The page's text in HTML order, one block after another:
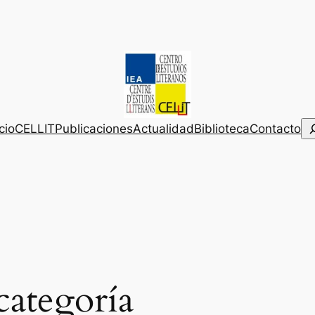
CELLITPublicacionesActualidadBibliotecaContacto